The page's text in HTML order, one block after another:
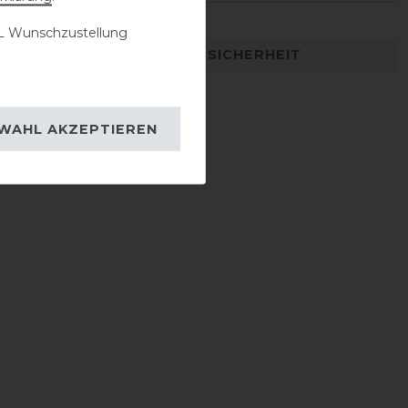
DETAILS ZUR PRODUKTSICHERHEIT
Wunschzustellung
AKZEPTIEREN